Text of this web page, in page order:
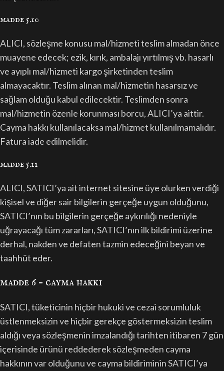
madde 5.10
ALICI, sözleşme konusu mal/hizmeti teslim almadan önce
muayene edecek; ezik, kırık, ambalajı yırtılmış vb. hasarlı
ve ayıplı mal/hizmeti kargo şirketinden teslim
almayacaktır. Teslim alınan mal/hizmetin hasarsız ve
sağlam olduğu kabul edilecektir. Teslimden sonra
mal/hizmetin özenle korunması borcu, ALICI’ya aittir.
Cayma hakkı kullanılacaksa mal/hizmet kullanılmamalıdır.
Fatura iade edilmelidir.
madde 5.11
ALICI, SATICI’ya ait internet sitesine üye olurken verdiği
kişisel ve diğer sair bilgilerin gerçeğe uygun olduğunu,
SATICI’nın bu bilgilerin gerçeğe aykırılığı nedeniyle
uğrayacağı tüm zararları, SATICI’nın ilk bildirimi üzerine
derhal, nakden ve defaten tazmin edeceğini beyan ve
taahhüt eder.
madde 6 – cayma hakki
SATICI, tüketicinin hiçbir hukuki ve cezai sorumluluk
üstlenmeksizin ve hiçbir gerekçe göstermeksizin teslim
aldığı veya sözleşmenin imzalandığı tarihten itibaren 7 gün
içerisinde ürünü reddederek sözleşmeden cayma
hakkının var olduğunu ve cayma bildiriminin SATICI’ya